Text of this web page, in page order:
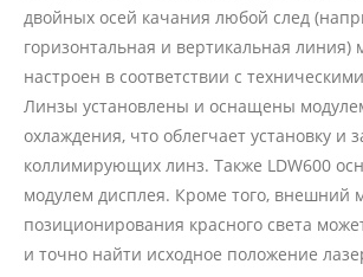
двойных осей качания любой след
горизонтальная и вертикальная линия)
настроен в соответствии с
Линзы установлены и оснащены
охлаждения, что облегчает установку и
коллимирующих линз. Также LDW600
модулем дисплея. Кроме того, внешний
позиционирования красного света
и точно найти исходное положение